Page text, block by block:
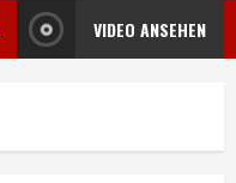
VIDEO ANSEHEN